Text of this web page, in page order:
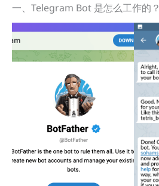
一、Telegram Bot 是怎么工作的？